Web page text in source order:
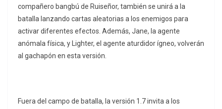
compañero bangbú de Ruiseñor, también se unirá a la
batalla lanzando cartas aleatorias a los enemigos para
activar diferentes efectos. Además, Jane, la agente
anómala física, y Lighter, el agente aturdidor ígneo, volverán
al gachapón en esta versión.
Fuera del campo de batalla, la versión 1.7 invita a los